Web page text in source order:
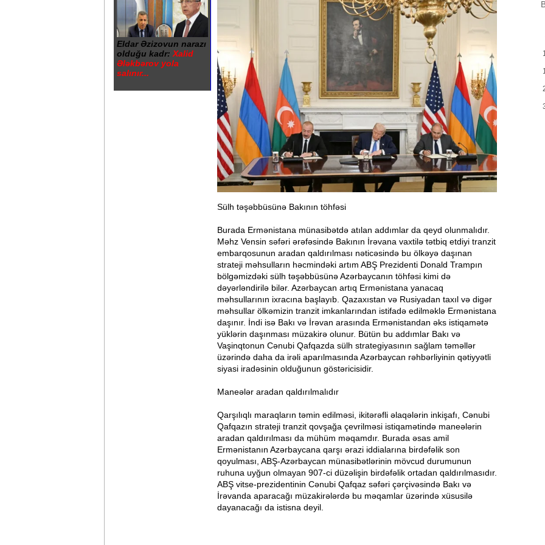
Eldar Əzizovun narazı
olduğu kadr: Xalid
Ələkbərov yola
salınır...
Sülh təşəbbüsünə Bakının töhfəsi
Burada Ermənistana münasibətdə atılan addımlar da qeyd olunmalıdır.
Məhz Vensin səfəri ərəfəsində Bakının İrəvana vaxtilə tətbiq etdiyi tranzit
embarqosunun aradan qaldırılması nəticəsində bu ölkəyə daşınan
strateji məhsulların həcmindəki artım ABŞ Prezidenti Donald Trampın
bölgəmizdəki sülh təşəbbüsünə Azərbaycanın töhfəsi kimi də
dəyərləndirilə bilər. Azərbaycan artıq Ermənistana yanacaq
məhsullarının ixracına başlayıb. Qazaxıstan və Rusiyadan taxıl və digər
məhsullar ölkəmizin tranzit imkanlarından istifadə edilməklə Ermənistana
daşınır. İndi isə Bakı və İrəvan arasında Ermənistandan əks istiqamətə
yüklərin daşınması müzakirə olunur. Bütün bu addımlar Bakı və
Vaşinqtonun Cənubi Qafqazda sülh strategiyasının sağlam təməllər
üzərində daha da irəli aparılmasında Azərbaycan rəhbərliyinin qətiyyətli
siyasi iradəsinin olduğunun göstəricisidir.
Maneələr aradan qaldırılmalıdır
Qarşılıqlı maraqların təmin edilməsi, ikitərəfli əlaqələrin inkişafı, Cənubi
Qafqazın strateji tranzit qovşağa çevrilməsi istiqamətində maneələrin
aradan qaldırılması da mühüm məqamdır. Burada əsas amil
Ermənistanın Azərbaycana qarşı ərazi iddialarına birdəfəlik son
qoyulması, ABŞ-Azərbaycan münasibətlərinin mövcud durumunun
ruhuna uyğun olmayan 907-ci düzəlişin birdəfəlik ortadan qaldırılmasıdır.
ABŞ vitse-prezidentinin Cənubi Qafqaz səfəri çərçivəsində Bakı və
İrəvanda aparacağı müzakirələrdə bu məqamlar üzərində xüsusilə
dayanacağı da istisna deyil.